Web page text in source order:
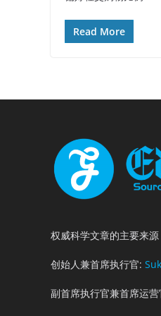
Read More
权威科学文章的主要来源
创始人兼首席执行官:
副首席执行官兼首席运营